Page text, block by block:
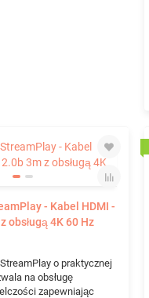
- Kabel HDMI -
obsługą 4K 60 Hz
o praktycznej
na obsługę
zapewniając